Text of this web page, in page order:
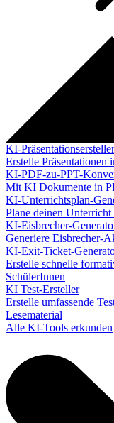
KI-Präsentationsersteller
Erstelle
KI-PDF-zu-PPT-
Mit KI Dokumente in
KI-Unterrichtsplan-
Plane deinen
KI-Eisbrecher-
Generiere Eisbrecher-
KI-Exit-Ticket-
Erstelle schnelle
SchülerInnen
KI Test-Ersteller
Erstelle umfassende
Lesematerial
Alle KI-Tools erkunden